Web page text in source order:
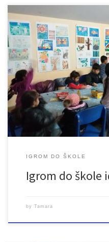
Udruženje Lan nastavilo je
projekta Igrom do škole čiji je
socijalno ranjivim grupama
isključenosti. Svrha programa
socijalizacije i poticati cjelovit
podržan od Gradske uprave
IGROM DO ŠKOLE
Igrom do škole
by Tamara